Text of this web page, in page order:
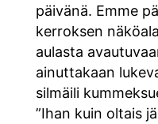
päivänä. Emme
kerroksen
aulasta
ainuttakaan
silmäili
”Ihan kuin oltais